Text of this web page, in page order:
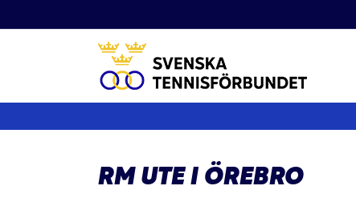
till
RM UTE I ÖREBRO